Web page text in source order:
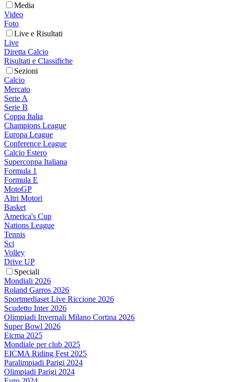
Media
Video
Foto
Live e Risultati
Live
Diretta Calcio
Risultati e Classifiche
Sezioni
Calcio
Mercato
Serie A
Serie B
Coppa Italia
Champions League
Europa League
Conference League
Calcio Estero
Supercoppa Italiana
Formula 1
Formula E
MotoGP
Altri Motori
Basket
America's Cup
Nations League
Tennis
Sci
Volley
Drive UP
Speciali
Mondiali 2026
Roland Garros 2026
Sportmediaset Live Riccione 2026
Scudetto Inter 2026
Olimpiadi Invernali Milano Cortina 2026
Super Bowl 2026
Eicma 2025
Mondiale per club 2025
EICMA Riding Fest 2025
Paralimpiadi Parigi 2024
Olimpiadi Parigi 2024